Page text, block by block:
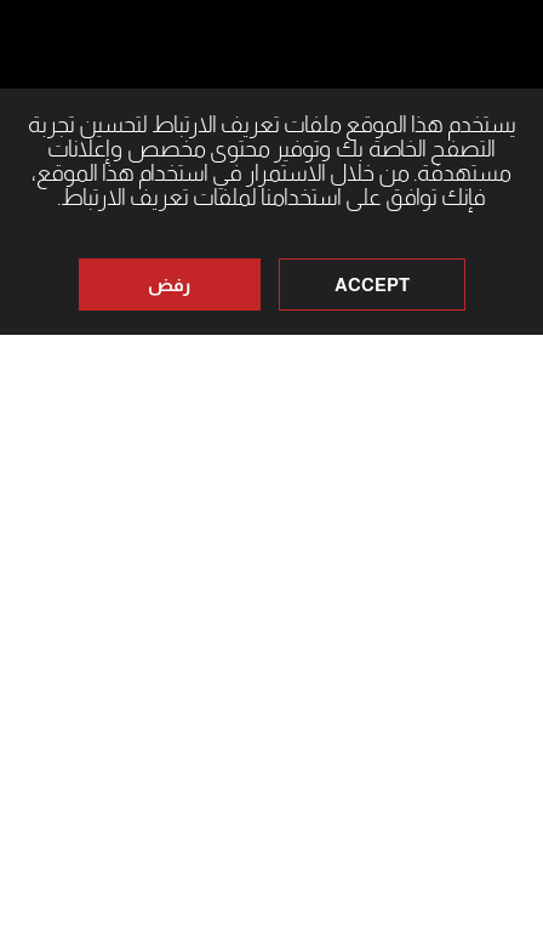
يستخدم هذا الموقع ملفات تعريف الارتباط لتحسين تجربة
التصفح الخاصة بك وتوفير محتوى مخصص وإعلانات
مستهدفة. من خلال الاستمرار في استخدام هذا الموقع،
فإنك توافق على استخدامنا لملفات تعريف الارتباط.
ACCEPT رفض